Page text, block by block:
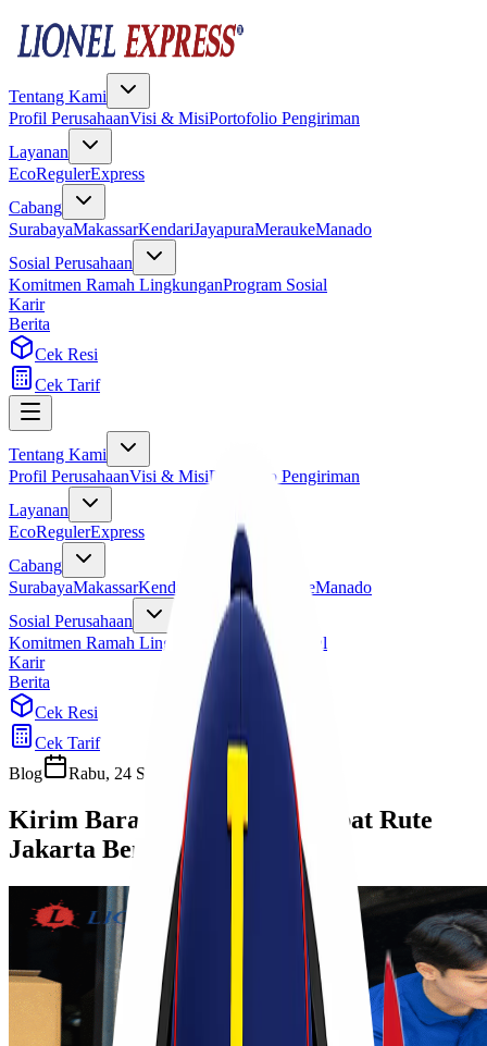
Tentang Kami
Profil PerusahaanVisi & MisiPortofolio Pengiriman
Layanan
EcoRegulerExpress
Cabang
SurabayaMakassarKendariJayapuraMeraukeManado
Sosial Perusahaan
Komitmen Ramah LingkunganProgram Sosial
Karir
Berita
Cek Resi
Cek Tarif
Tentang Kami
Profil PerusahaanVisi & MisiPortofolio Pengiriman
Layanan
EcoRegulerExpress
Cabang
SurabayaMakassarKendari Jayapura MeraukeManado
Sosial Perusahaan
Komitmen Ramah Lingkungan
Program Sosial
Karir
Berita
Cek Resi
Cek Tarif
Blog
Rabu, 24 September 2025 Sherly
Kirim Barang Murah dan Cepat Rute
Jakarta Bengkulu